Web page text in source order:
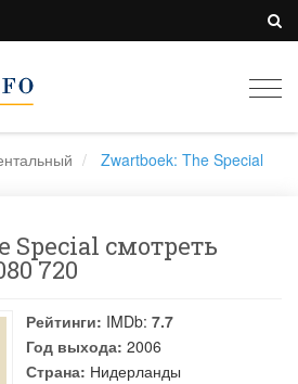
Zwartboek: The Special
Special смотреть
720
Рейтинги: IMDb: 7.7
Год выхода: 2006
Страна: Нидерланды